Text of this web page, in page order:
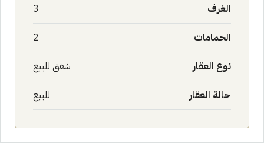
الغرف 3
الحمامات 2
نوع العقار شقق للبيع
حالة العقار للبيع